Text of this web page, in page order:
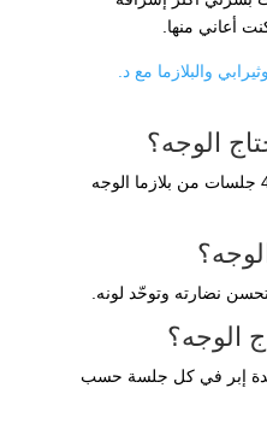
أعاني منها.
والبلازما مع د.
الوجه؟
يحتاج الوجه عادةً من 3 إلى 4 جلسات من بلازما الوجه
تحسن نضارته وتوحّد لونه.
الوجه؟
عدة إبر في كل جلسة حسب